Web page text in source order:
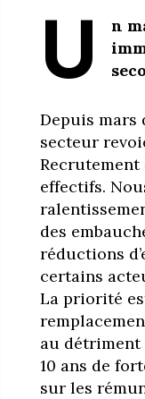
U
n
Depuis mars
secteur
effectifs.
des
réductions
certains
La priorité
au détriment
10 ans de
sur les